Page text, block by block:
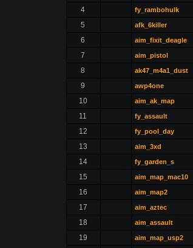
4
fy_rambohulk
5
afk_6killer
6
aim_fixit_deagle
7
aim_pistol
8
ak47_m4a1_dust
9
awp4one
10
aim_ak_map
11
fy_assault
12
fy_pool_day
13
aim_3xd
14
fy_garden_s
15
aim_map_mac10
16
aim_map2
17
aim_aztec
18
aim_assault
19
aim_map_usp2